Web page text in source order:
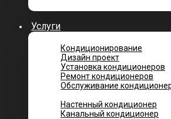
Услуги
Кондиционирование
Дизайн проект
Установка кондиционеров
Ремонт кондиционеров
Обслуживание
Настенный кондиционер
Канальный кондиционер